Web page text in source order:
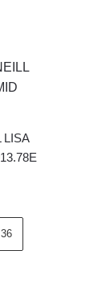
LISA
36